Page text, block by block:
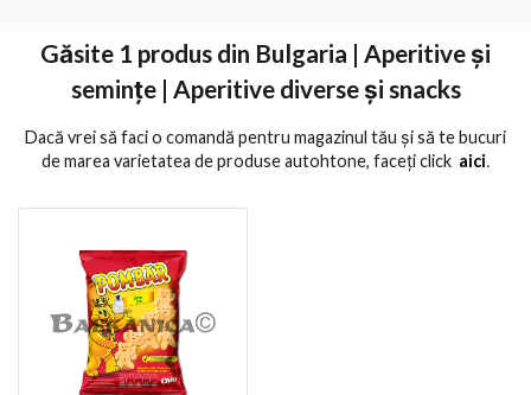
Găsite 1 produs din Bulgaria | Aperitive și
semințe | Aperitive diverse și snacks
Dacă vrei să faci o comandă pentru magazinul tău și să te bucuri
de marea varietatea de produse autohtone, faceți click aici․